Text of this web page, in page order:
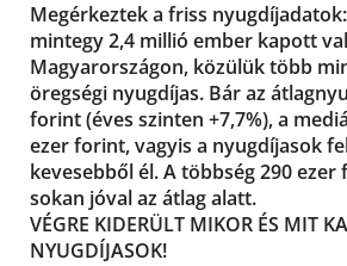
Megérkeztek a friss
mintegy 2,4 millió ember kapott
Magyarországon, közülük több
öregségi nyugdíjas. Bár az
forint (éves szinten +7,7%), a
ezer forint, vagyis a nyugdíjasok
kevesebből él. A többség 290
sokan jóval az átlag alatt.
VÉGRE KIDERÜLT MIKOR ÉS MIT
NYUGDÍJASOK!